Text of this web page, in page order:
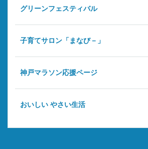
グリーンフェスティバル
子育てサロン「まなび－」
神戸マラソン応援ページ
おいしい やさい生活